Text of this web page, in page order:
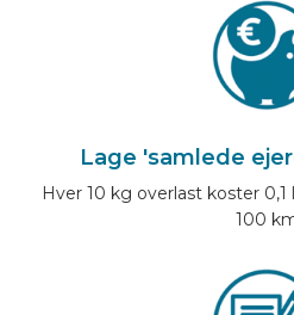
Lage 'samlede
Hver 10 kg overlast koster
100